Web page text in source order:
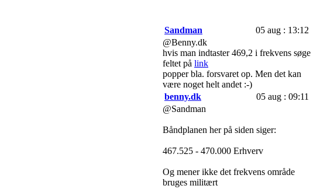
Sandman
05 aug : 13:12
@Benny.dk
hvis man indtaster 469,2 i frekvens søge
feltet på link
popper bla. forsvaret op. Men det kan
være noget helt andet :-)
benny.dk
05 aug : 09:11
@Sandman
Båndplanen her på siden siger:
467.525 - 470.000 Erhverv
Og mener ikke det frekvens område
bruges militært